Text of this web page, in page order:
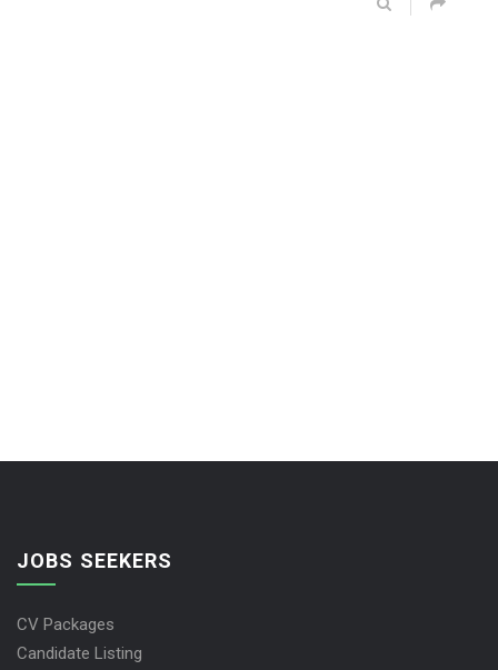
JOBS SEEKERS
CV Packages
Candidate Listing